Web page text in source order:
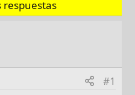
u
s
respuestas
#1